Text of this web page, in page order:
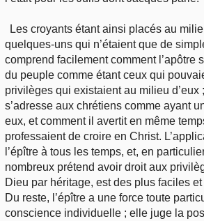
Les croyants étant ainsi placés au
quelques-uns qui n’étaient que de
comprend facilement comment l’apôtre
du peuple comme étant ceux qui
privilèges qui existaient au milieu d’eux
s’adresse aux chrétiens comme ayant
eux, et comment il avertit en même
professaient de croire en Christ.
l’épître à tous les temps, et, en
nombreux prétend avoir droit aux
Dieu par héritage, est des plus faciles et
Du reste, l’épître a une force toute
conscience individuelle ; elle juge la